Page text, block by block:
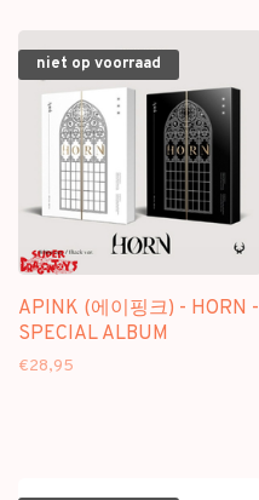
niet op voorraad
APINK (에이핑크) - HORN -
SPECIAL ALBUM
€28,95